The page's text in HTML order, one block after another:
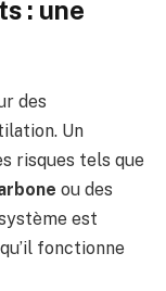
: une
des
Un
risques tels que
ou des
est
fonctionne